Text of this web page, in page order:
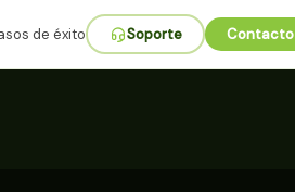
de éxito Soporte Contacto